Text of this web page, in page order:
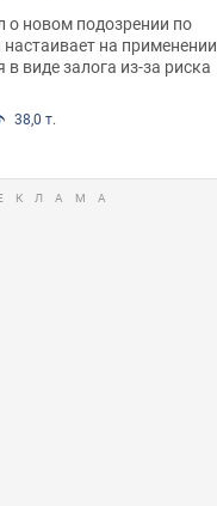
о новом подозрении по
на применении
виде залога из-за риска
38,0 т.